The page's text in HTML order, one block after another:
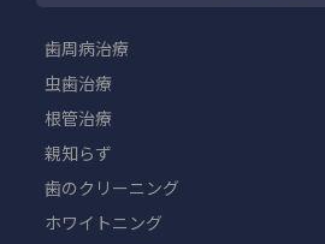
歯周病治療
虫歯治療
根管治療
親知らず
歯のクリーニング
ホワイトニング